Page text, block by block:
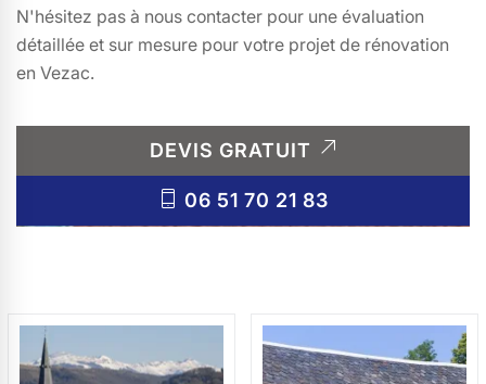
N'hésitez pas à nous contacter pour une évaluation
détaillée et sur mesure pour votre projet de rénovation
en Vezac.
DEVIS GRATUIT
06 51 70 21 83